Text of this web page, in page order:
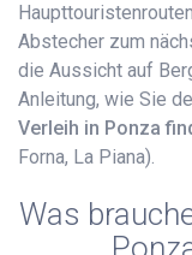
Abstecher zum
die Aussicht auf
Anleitung, wie Sie
Verleih in Ponza
Forna, La Piana).
Was